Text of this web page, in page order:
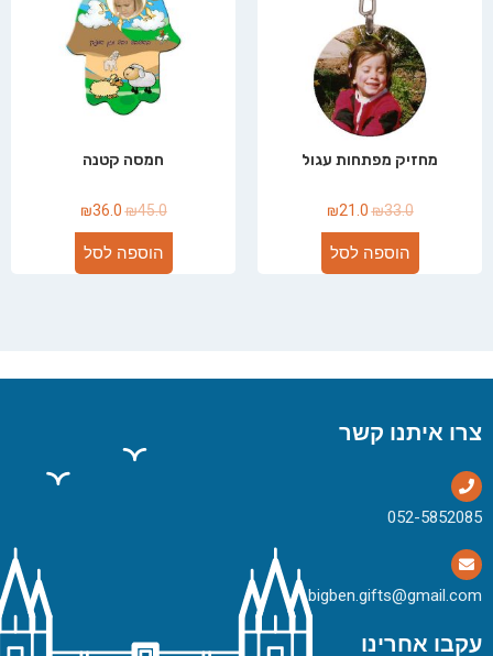
מחזיק מפתחות עגול
₪33.0
₪21.0
הוספה לסל
חמסה קטנה
₪45.0
₪36.0
הוספה לסל
צרו איתנו קשר
bigben.gifts@gmail.com
עקבו אחרינו